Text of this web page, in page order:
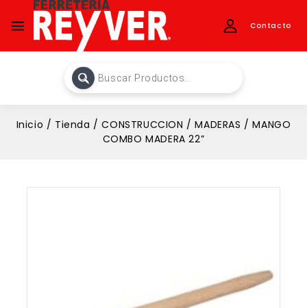
Contacto
Inicio / Tienda / CONSTRUCCION / MADERAS / MANGO
COMBO MADERA 22”